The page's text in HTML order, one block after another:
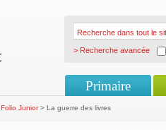
> Recherche avancée
Primaire
Folio Junior> La guerre des livres